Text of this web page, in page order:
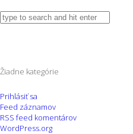
Žiadne kategórie
Prihlásiť sa
Feed záznamov
RSS feed komentárov
WordPress.org